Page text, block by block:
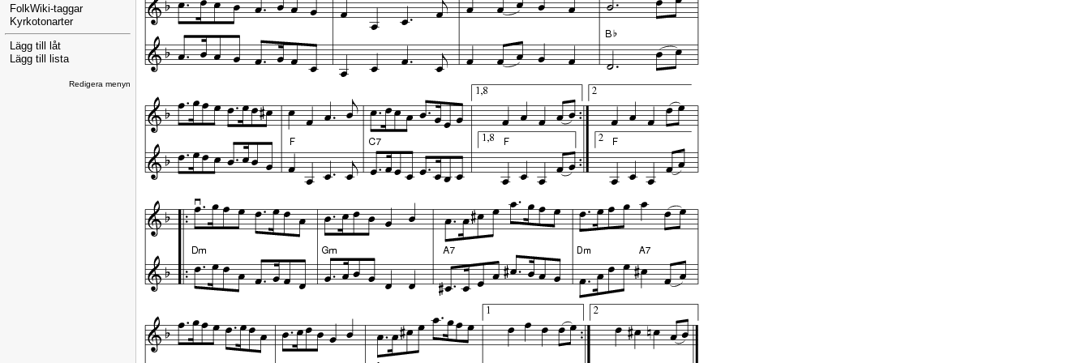
FolkWiki-taggar
Kyrkotonarter
Lägg till låt
Lägg till lista
Redigera menyn